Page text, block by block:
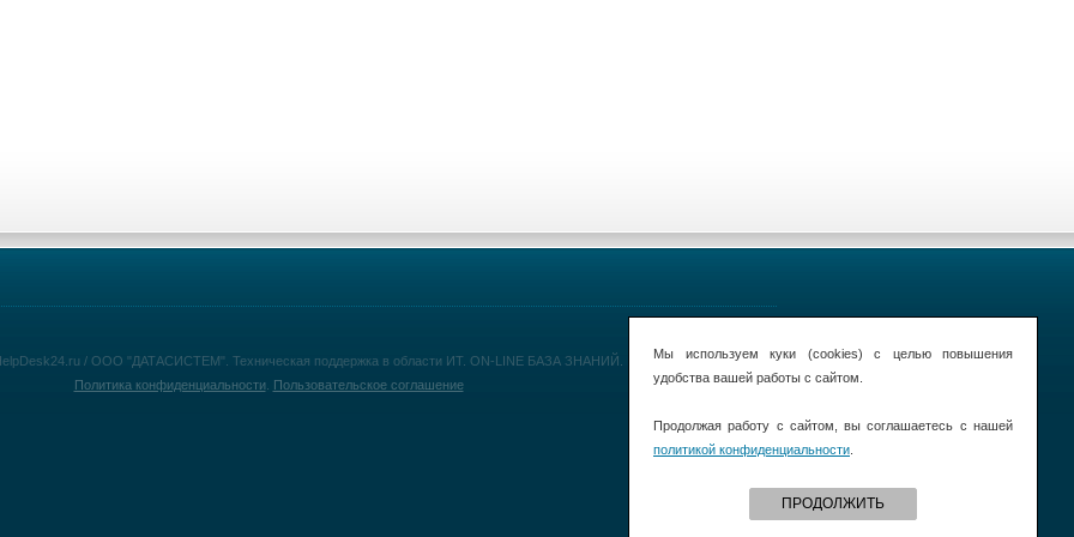
/ ООО "ДАТАСИСТЕМ". Техническая поддержка в области ИТ. ON-LINE БАЗА ЗНАНИЙ.
Политика конфиденциальности. Пользовательское соглашение
Мы используем куки (cookies) с целью повышения
удобства вашей работы с сайтом.
Продолжая работу с сайтом, вы соглашаетесь с нашей
политикой конфиденциальности
ПРОДОЛЖИТЬ